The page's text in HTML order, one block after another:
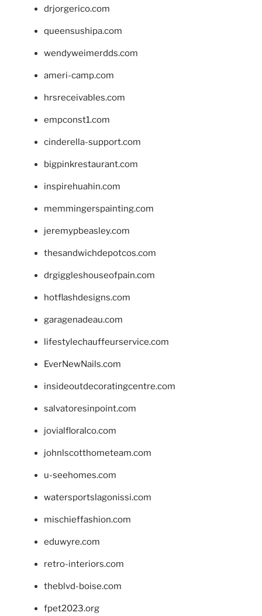
drjorgerico.com
queensushipa.com
wendyweimerdds.com
ameri-camp.com
hrsreceivables.com
empconst1.com
cinderella-support.com
bigpinkrestaurant.com
inspirehuahin.com
memmingerspainting.com
jeremypbeasley.com
thesandwichdepotcos.com
drgiggleshouseofpain.com
hotflashdesigns.com
garagenadeau.com
lifestylechauffeurservice.com
EverNewNails.com
insideoutdecoratingcentre.com
salvatoresinpoint.com
jovialfloralco.com
johnlscotthometeam.com
u-seehomes.com
watersportslagonissi.com
mischieffashion.com
eduwyre.com
retro-interiors.com
theblvd-boise.com
fpet2023.org